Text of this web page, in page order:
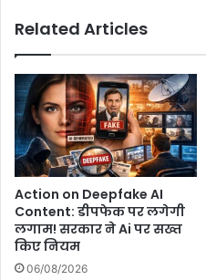
देख
वीडियो
यात्रियों
अफरा-
तफरी
Related Articles
Action on Deepfake AI
Content: डीपफेक पर लगेगी
लगाम! सरकार ने Ai पर सख्त
किए नियम
06/08/2026